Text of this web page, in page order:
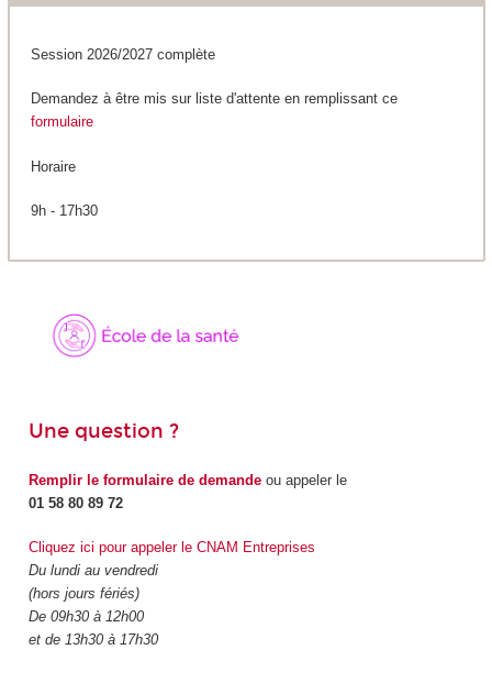
Session 2026/2027 complète
Demandez à être mis sur liste d'attente en remplissant ce
formulaire
Horaire
9h - 17h30
Une question ?
Remplir le formulaire de demandeou appeler le
01 58 80 89 72
Cliquez ici pour appeler le CNAM Entreprises
Du lundi au vendredi
(hors jours fériés)
De 09h30 à 12h00
et de 13h30 à 17h30